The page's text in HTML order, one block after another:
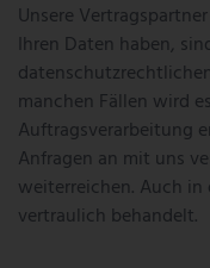
Unsere
Ihren Daten haben,
manchen Fällen wird
Auftragsverarbeitung
Anfragen an mit uns
weiterreichen. Auch in
vertraulich behandelt.